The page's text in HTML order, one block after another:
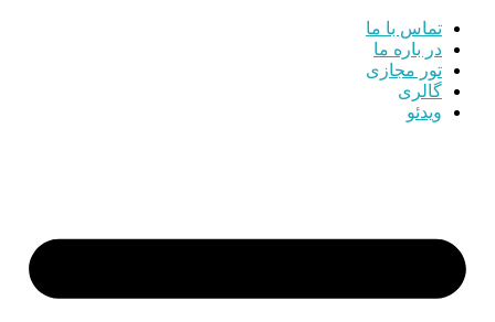
تماس با ما
در باره ما
تور مجازی
گالری
ویدئو